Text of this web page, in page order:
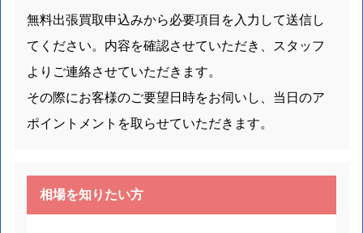
無料出張買取申込みから必要項目を入力して送信し
てください。内容を確認させていただき、スタッフ
よりご連絡させていただきます。
その際にお客様のご要望日時をお伺いし、当日のア
ポイントメントを取らせていただきます。
相場を知りたい方